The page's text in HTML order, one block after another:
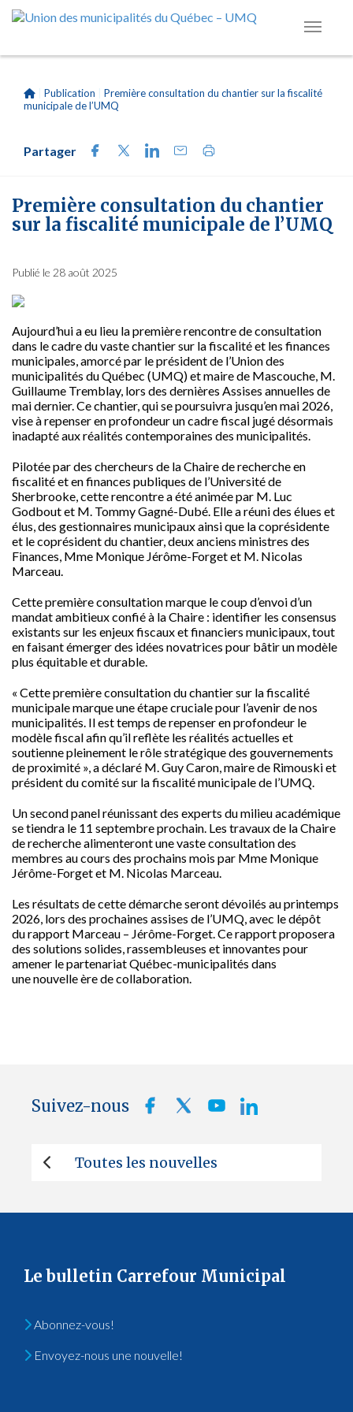
Publication
Première consultation du chantier sur la fiscalité
municipale de l’UMQ
Partager
Première consultation du chantier
sur la fiscalité municipale de l’UMQ
Publié le 28 août 2025
Aujourd’hui a eu lieu la première rencontre de consultation
dans le cadre du vaste chantier sur la fiscalité et les finances
municipales, amorcé par le président de l’Union des
municipalités du Québec (UMQ) et maire de Mascouche, M.
Guillaume Tremblay, lors des dernières Assises annuelles de
mai dernier. Ce chantier, qui se poursuivra jusqu’en mai 2026,
vise à repenser en profondeur un cadre fiscal jugé désormais
inadapté aux réalités contemporaines des municipalités.
Pilotée par des chercheurs de la Chaire de recherche en
fiscalité et en finances publiques de l’Université de
Sherbrooke, cette rencontre a été animée par M. Luc
Godbout et M. Tommy Gagné-Dubé. Elle a réuni des élues et
élus, des gestionnaires municipaux ainsi que la coprésidente
et le coprésident du chantier, deux anciens ministres des
Finances, Mme Monique Jérôme-Forget et M. Nicolas
Marceau.
Cette première consultation marque le coup d’envoi d’un
mandat ambitieux confié à la Chaire : identifier les consensus
existants sur les enjeux fiscaux et financiers municipaux, tout
en faisant émerger des idées novatrices pour bâtir un modèle
plus équitable et durable.
« Cette première consultation du chantier sur la fiscalité
municipale marque une étape cruciale pour l’avenir de nos
municipalités. Il est temps de repenser en profondeur le
modèle fiscal afin qu’il reflète les réalités actuelles et
soutienne pleinement le rôle stratégique des gouvernements
de proximité », a déclaré M. Guy Caron, maire de Rimouski et
président du comité sur la fiscalité municipale de l’UMQ.
Un second panel réunissant des experts du milieu académique
se tiendra le 11 septembre prochain. Les travaux de la Chaire
de recherche alimenteront une vaste consultation des
membres au cours des prochains mois par Mme Monique
Jérôme-Forget et M. Nicolas Marceau.
Les résultats de cette démarche seront dévoilés au printemps
2026, lors des prochaines assises de l’UMQ, avec le dépôt
du rapport Marceau – Jérôme-Forget. Ce rapport proposera
des solutions solides, rassembleuses et innovantes pour
amener le partenariat Québec-municipalités dans
une nouvelle ère de collaboration.
Suivez-nous
Toutes les nouvelles
Le bulletin Carrefour Municipal
Abonnez-vous!
Envoyez-nous une nouvelle!